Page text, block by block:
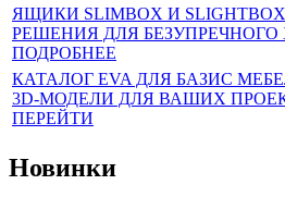
ЯЩИКИ SLIMBOX И
РЕШЕНИЯ ДЛЯ БЕЗУПРЕЧНОГО
ПОДРОБНЕЕ
КАТАЛОГ EVA ДЛЯ БАЗИС
3D-МОДЕЛИ ДЛЯ ВАШИХ
ПЕРЕЙТИ
Новинки